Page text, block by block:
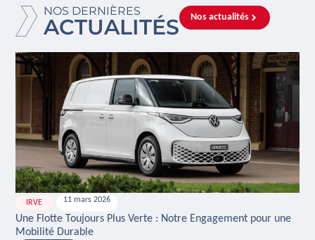
NOS DERNIÈRES
ACTUALITÉS Nos actualités
IRVE 11 mars 2026
Une Flotte Toujours Plus Verte : Notre Engagement pour une
Mobilité Durable